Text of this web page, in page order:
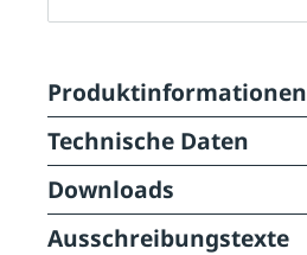
Produktinformationen
Technische Daten
Downloads
Ausschreibungstexte